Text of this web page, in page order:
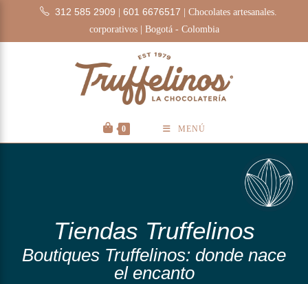
312 585 2909 601 6676517
| Chocolates artesanales.
corporativos | Bogotá - Colombia
0 MENÚ
Tiendas Truffelinos
Boutiques Truffelinos: donde nace
el encanto